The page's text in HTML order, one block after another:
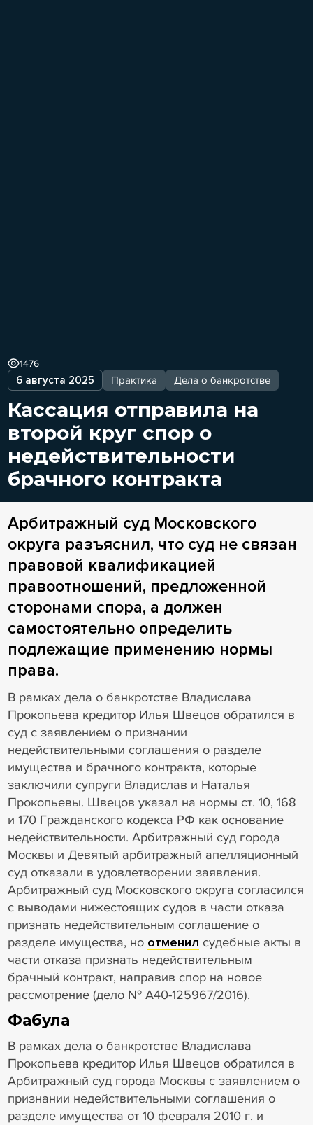
6 августа 2025 Практика Дела о банкротстве
1476
Кассация отправила на
второй круг спор о
недействительности
брачного контракта
Арбитражный суд Московского
округа разъяснил, что суд не связан
правовой квалификацией
правоотношений, предложенной
сторонами спора, а должен
самостоятельно определить
подлежащие применению нормы
права.
В рамках дела о банкротстве Владислава
Прокопьева кредитор Илья Швецов обратился в
суд с заявлением о признании
недействительными соглашения о разделе
имущества и брачного контракта, которые
заключили супруги Владислав и Наталья
Прокопьевы. Швецов указал на нормы ст. 10, 168
и 170 Гражданского кодекса РФ как основание
недействительности. Арбитражный суд города
Москвы и Девятый арбитражный апелляционный
суд отказали в удовлетворении заявления.
Арбитражный суд Московского округа согласился
с выводами нижестоящих судов в части отказа
признать недействительным соглашение о
разделе имущества, но отменил судебные акты в
части отказа признать недействительным
брачный контракт, направив спор на новое
рассмотрение (дело № А40-125967/2016).
Фабула
В рамках дела о банкротстве Владислава
Прокопьева кредитор Илья Швецов обратился в
Арбитражный суд города Москвы с заявлением о
признании недействительными соглашения о
разделе имущества от 10 февраля 2010 г. и